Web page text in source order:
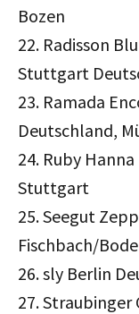
Bozen
22. Radisson
Stuttgart
23. Ramada
Deutschland,
24. Ruby
Stuttgart
25. Seegut
Fischbach/
26. sly Berlin
27. Straubinger